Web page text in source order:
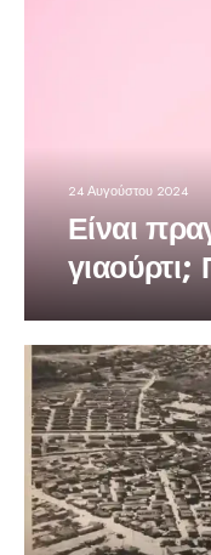
24 Αυγούστου 2024
Είναι
γιαούρτι;
να τρώει!